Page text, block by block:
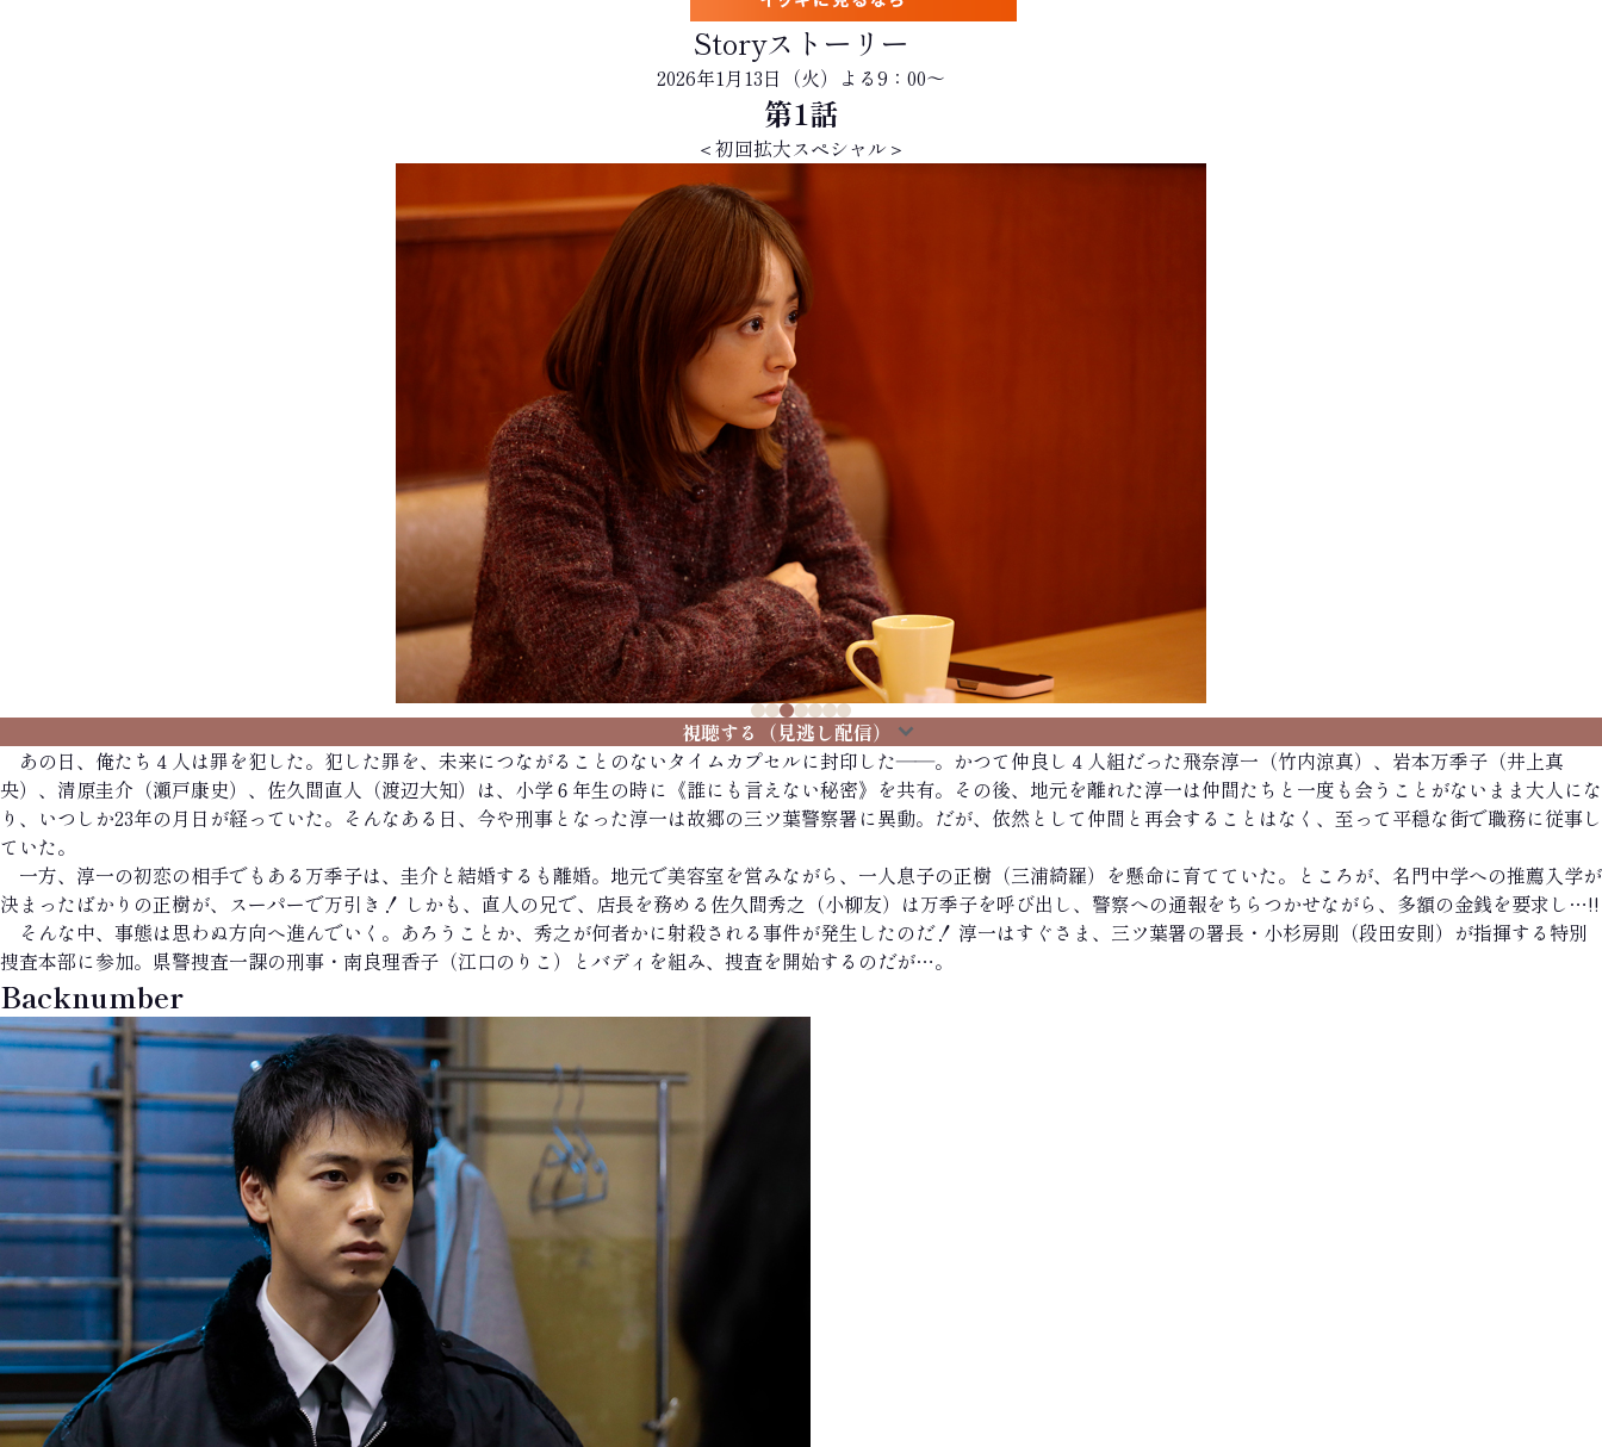
Storyストーリー
2026年1月13日（火）よる9：00～
第1話
＜初回拡大スペシャル＞
視聴する（見逃し配信）
あの日、俺たち４人は罪を犯した。犯した罪を、未来につながることのないタイムカプセルに封印した――。かつて仲良し４人組だった飛奈淳一（竹内涼真）、岩本万季子（井上真
央）、清原圭介（瀬戸康史）、佐久間直人（渡辺大知）は、小学６年生の時に《誰にも言えない秘密》を共有。その後、地元を離れた淳一は仲間たちと一度も会うことがないまま大人にな
り、いつしか23年の月日が経っていた。そんなある日、今や刑事となった淳一は故郷の三ツ葉警察署に異動。だが、依然として仲間と再会することはなく、至って平穏な街で職務に従事し
ていた。
一方、淳一の初恋の相手でもある万季子は、圭介と結婚するも離婚。地元で美容室を営みながら、一人息子の正樹（三浦綺羅）を懸命に育てていた。ところが、名門中学への推薦入学が
決まったばかりの正樹が、スーパーで万引き！ しかも、直人の兄で、店長を務める佐久間秀之（小柳友）は万季子を呼び出し、警察への通報をちらつかせながら、多額の金銭を要求し…!!
そんな中、事態は思わぬ方向へ進んでいく。あろうことか、秀之が何者かに射殺される事件が発生したのだ！ 淳一はすぐさま、三ツ葉署の署長・小杉房則（段田安則）が指揮する特別
捜査本部に参加。県警捜査一課の刑事・南良理香子（江口のりこ）とバディを組み、捜査を開始するのだが…。
Backnumber